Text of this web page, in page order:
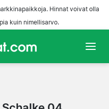
Hinnat voivat olla
kuin nimellisarvo.